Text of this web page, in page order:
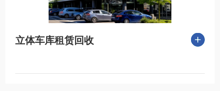
立体车库租赁回收